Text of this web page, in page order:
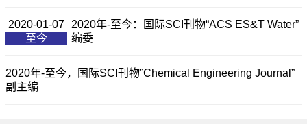
2020-01-07
至今
2020年-至今：国际SCI刊物“ACS ES&T Water”
编委
2020年-至今，国际SCI刊物”Chemical Engineering Journal”
副主编